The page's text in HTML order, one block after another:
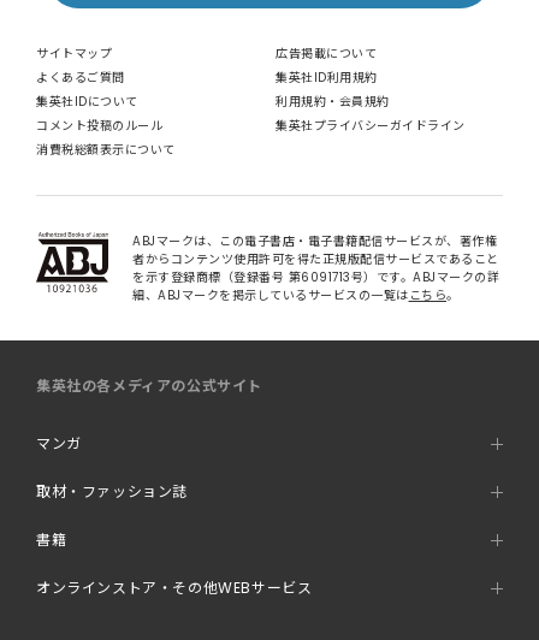
サイトマップ
広告掲載について
よくあるご質問
集英社ID利用規約
集英社IDについて
利用規約・会員規約
コメント投稿のルール
集英社プライバシーガイドライン
消費税総額表示について
ABJマークは、この電子書店・電子書籍配信サービスが、著作権
者からコンテンツ使用許可を得た正規版配信サービスであること
を示す登録商標（登録番号 第6091713号）です。ABJマークの詳
細、ABJマークを掲示しているサービスの一覧は こちら。
集英社の各メディアの公式サイト
マンガ
取材・ファッション誌
書籍
オンラインストア・その他WEBサービス